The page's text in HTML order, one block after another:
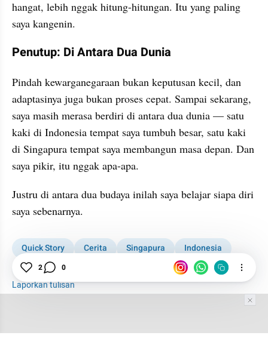
hangat, lebih nggak hitung-hitungan. Itu yang paling
saya kangenin.
Penutup: Di Antara Dua Dunia
Pindah kewarganegaraan bukan keputusan kecil, dan
adaptasinya juga bukan proses cepat. Sampai sekarang,
saya masih merasa berdiri di antara dua dunia — satu
kaki di Indonesia tempat saya tumbuh besar, satu kaki
di Singapura tempat saya membangun masa depan. Dan
saya pikir, itu nggak apa-apa.
Justru di antara dua budaya inilah saya belajar siapa diri
saya sebenarnya.
Quick Story Cerita Singapura
Indonesia
Kewarganegaraan
Laporkan tulisan
2 0